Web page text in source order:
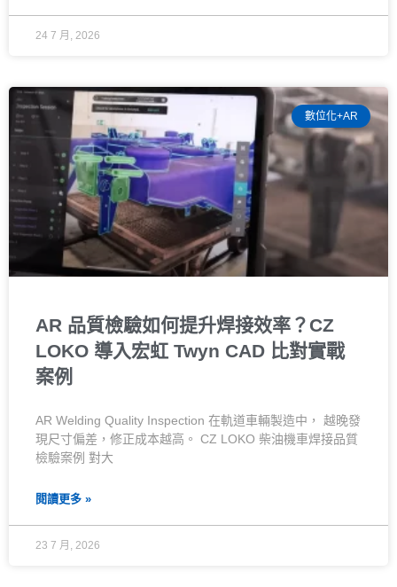
24 7 月, 2026
數位化+AR
AR 品質檢驗如何提升焊接效率？CZ
LOKO 導入宏虹 Twyn CAD 比對實戰
案例
AR Welding Quality Inspection 在軌道車輛製造中， 越晚發
現尺寸偏差，修正成本越高。 CZ LOKO 柴油機車焊接品質
檢驗案例 對大
閱讀更多 »
23 7 月, 2026